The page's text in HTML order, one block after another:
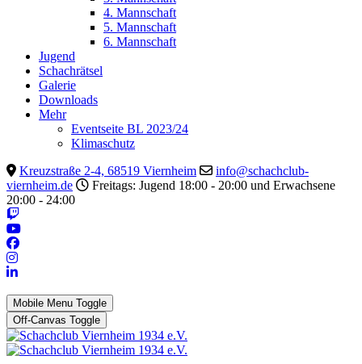
4. Mannschaft
5. Mannschaft
6. Mannschaft
Jugend
Schachrätsel
Galerie
Downloads
Mehr
Eventseite BL 2023/24
Klimaschutz
Kreuzstraße 2-4, 68519 Viernheim
info@schachclub-
viernheim.de
Freitags: Jugend 18:00 - 20:00 und Erwachsene
20:00 - 24:00
Mobile Menu Toggle
Off-Canvas Toggle